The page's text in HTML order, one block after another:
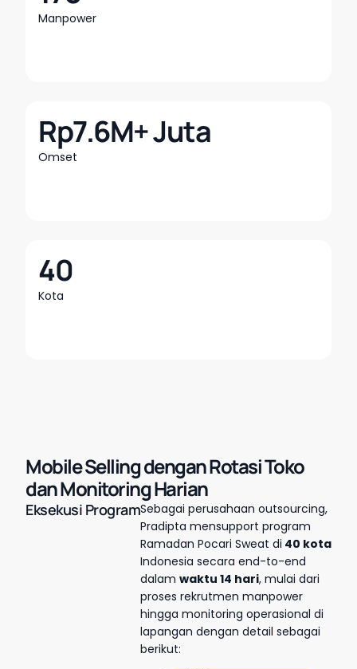
Manpower
Rp7.6M+ Juta
Omset
40
Kota
Mobile Selling dengan Rotasi Toko
dan Monitoring Harian
Eksekusi ProgramSebagai perusahaan outsourcing,
Pradipta mensupport program
Ramadan Pocari Sweat di 40 kota
Indonesia secara end-to-end
dalam waktu 14 hari, mulai dari
proses rekrutmen manpower
hingga monitoring operasional di
lapangan dengan detail sebagai
berikut: